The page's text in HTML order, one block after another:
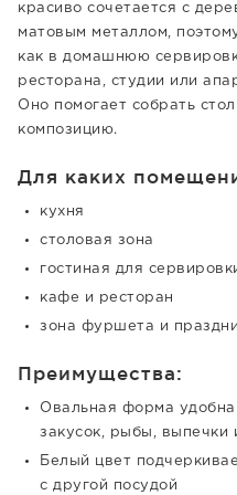
красиво сочетается с
матовым металлом,
как в домашнюю
ресторана, студии или
Оно помогает собрать
композицию.
Для каких
кухня
столовая зона
гостиная для
кафе и ресторан
зона фуршета и
Преимущества:
Овальная форма
закусок, рыбы, выпечки
Белый цвет
с другой посудой